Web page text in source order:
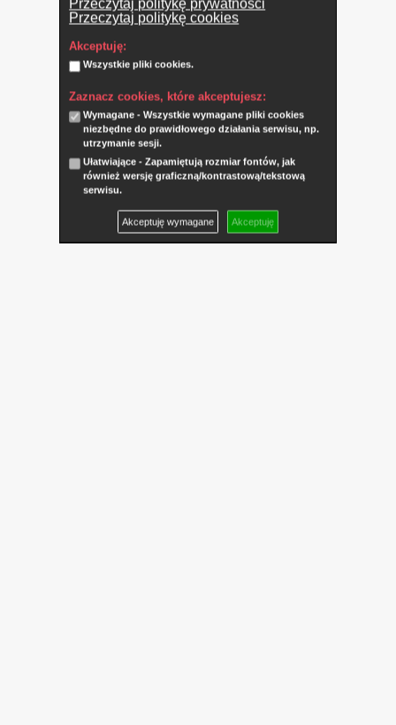
Przeczytaj politykę prywatności
Przeczytaj politykę cookies
Akceptuję:
Wszystkie pliki cookies.
Zaznacz cookies, które akceptujesz:
Wymagane - Wszystkie wymagane pliki cookies
niezbędne do prawidłowego działania serwisu, np.
utrzymanie sesji.
Ułatwiające - Zapamiętują rozmiar fontów, jak
również wersję graficzną/kontrastową/tekstową
serwisu.
Akceptuję wymagane Akceptuję